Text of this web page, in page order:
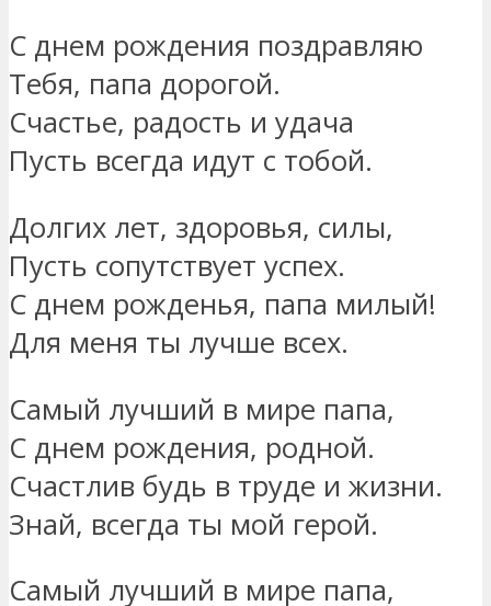
С днем рождения поздравляю
Тебя, папа дорогой.
Счастье, радость и удача
Пусть всегда идут с тобой.
Долгих лет, здоровья, силы,
Пусть сопутствует успех.
С днем рожденья, папа милый!
Для меня ты лучше всех.
Самый лучший в мире папа,
С днем рождения, родной.
Счастлив будь в труде и жизни.
Знай, всегда ты мой герой.
Самый лучший в мире папа,